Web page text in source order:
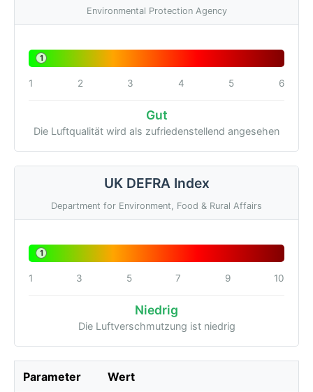
Environmental Protection Agency
1
1 2 3 4 5 6
Gut
Die Luftqualität wird als zufriedenstellend angesehen
UK DEFRA Index
Department for Environment, Food & Rural Affairs
1
1 3 5 7 9 10
Niedrig
Die Luftverschmutzung ist niedrig
Parameter Wert